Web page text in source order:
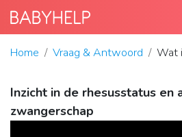
Home Vraag & Antwoord Wat
Inzicht in de rhesusstatus en
zwangerschap